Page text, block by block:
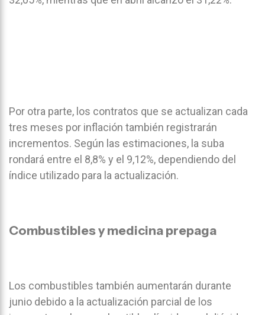
Por otra parte, los contratos que se actualizan cada
tres meses por inflación también registrarán
incrementos. Según las estimaciones, la suba
rondará entre el 8,8% y el 9,12%, dependiendo del
índice utilizado para la actualización.
Combustibles y medicina prepaga
Los combustibles también aumentarán durante
junio debido a la actualización parcial de los